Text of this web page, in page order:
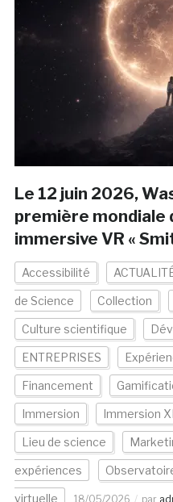
Le 12 juin 2026,
première mondiale
immersive VR «
Accessibilité
de Science Collection
Culture scientifique
ENTREPRISES
Financement
Immersion Immersion
Lieu de science
expériences
virtuelle 18/05/2026 par